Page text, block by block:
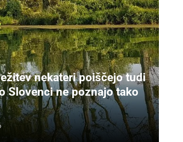
nekateri poiščejo tudi
Slovenci ne poznajo tako